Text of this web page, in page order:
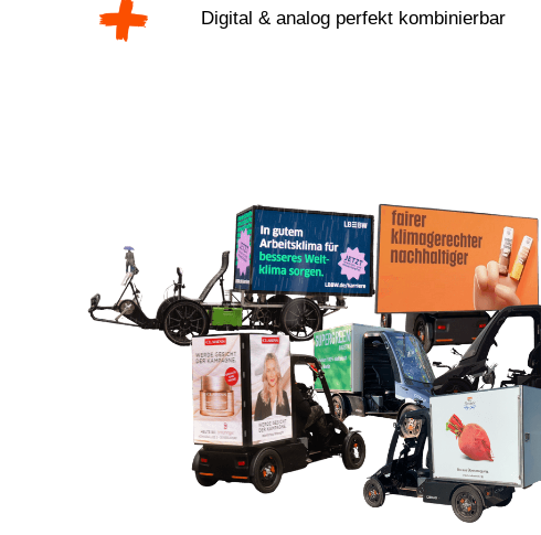
Digital & analog perfekt kombinierbar